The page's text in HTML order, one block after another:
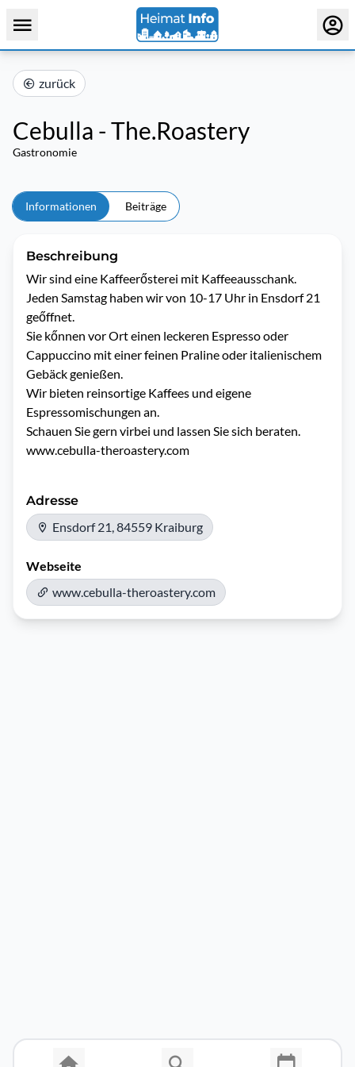
zurück
Cebulla - The.Roastery
Gastronomie
Informationen Beiträge
Beschreibung
Wir sind eine Kaffeerősterei mit Kaffeeausschank.
Jeden Samstag haben wir von 10-17 Uhr in Ensdorf 21
geőffnet.
Sie kőnnen vor Ort einen leckeren Espresso oder
Cappuccino mit einer feinen Praline oder italienischem
Gebäck genießen.
Wir bieten reinsortige Kaffees und eigene
Espressomischungen an.
Schauen Sie gern virbei und lassen Sie sich beraten.
www.cebulla-theroastery.com
Adresse
Ensdorf 21, 84559 Kraiburg
Webseite
www.cebulla-theroastery.com